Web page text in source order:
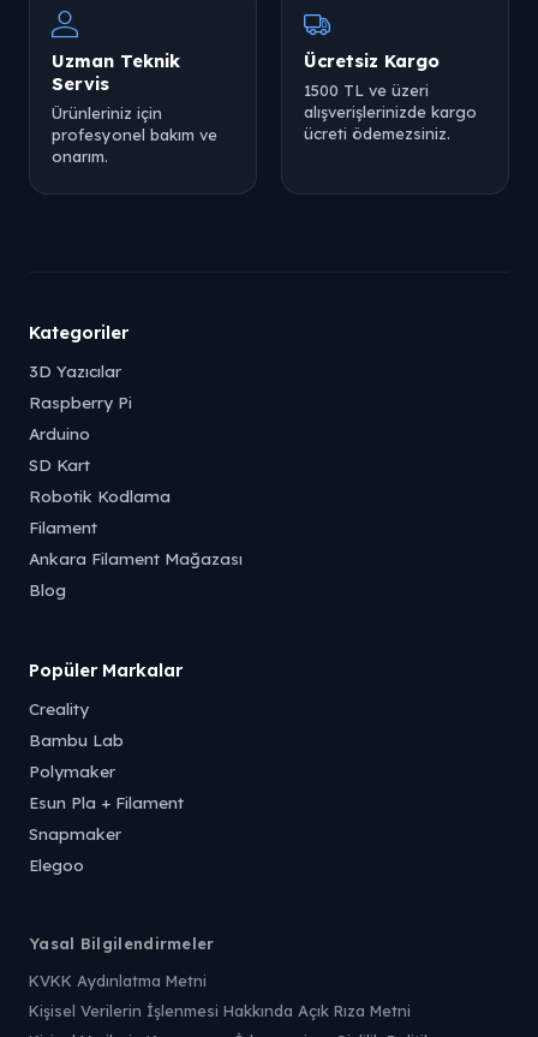
Uzman Teknik
Servis
Ürünleriniz için
profesyonel bakım ve
onarım.
Ücretsiz Kargo
1500 TL ve üzeri
alışverişlerinizde kargo
ücreti ödemezsiniz.
Kategoriler
3D Yazıcılar
Raspberry Pi
Arduino
SD Kart
Robotik Kodlama
Filament
Ankara Filament Mağazası
Blog
Popüler Markalar
Creality
Bambu Lab
Polymaker
Esun Pla + Filament
Snapmaker
Elegoo
Yasal Bilgilendirmeler
KVKK Aydınlatma Metni
Kişisel Verilerin İşlenmesi Hakkında Açık Rıza Metni